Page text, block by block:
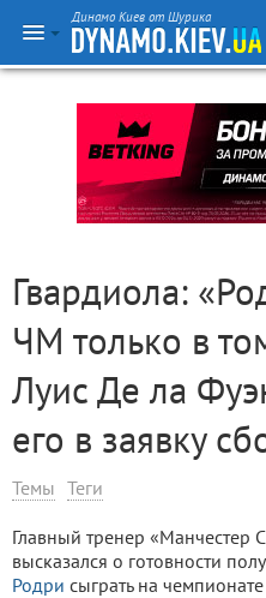
Динамо Киев от Шурика
Гвардиола:
ЧМ только в
Луис Де ла
его в заявку
Темы Теги
Главный тренер «Манчестер
высказался о готовности
Родри сыграть на